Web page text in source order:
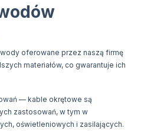
oferowane przez naszą firmę
materiałów, co gwarantuje ich
— kable okrętowe są
zastosowań, w tym w
oświetleniowych i zasilających.